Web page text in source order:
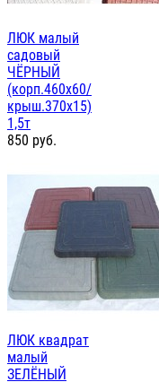
ЛЮК малый
садовый
ЧЁРНЫЙ
(корп.460х60/
крыш.370х15)
1,5т
850 руб.
ЛЮК квадрат
малый
ЗЕЛЁНЫЙ